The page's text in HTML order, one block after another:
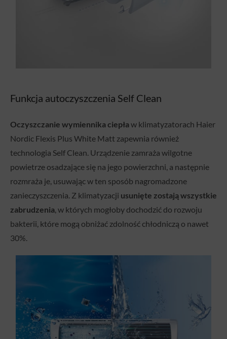
Funkcja autoczyszczenia Self Clean
Oczyszczanie wymiennika ciepław klimatyzatorach Haier
Nordic Flexis Plus White Matt zapewnia również
technologia Self Clean. Urządzenie zamraża wilgotne
powietrze osadzające się na jego powierzchni, a następnie
rozmraża je, usuwając w ten sposób nagromadzone
zanieczyszczenia. Z klimatyzacji usunięte zostają wszystkie
zabrudzenia, w których mogłoby dochodzić do rozwoju
bakterii, które mogą obniżać zdolność chłodniczą o nawet
30%.